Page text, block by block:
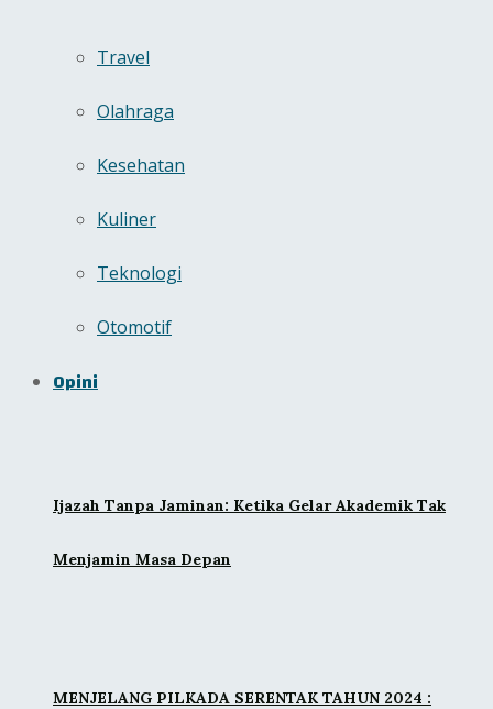
Travel
Olahraga
Kesehatan
Kuliner
Teknologi
Otomotif
Opini
Ijazah Tanpa Jaminan: Ketika Gelar Akademik Tak
Menjamin Masa Depan
MENJELANG PILKADA SERENTAK TAHUN 2024 :